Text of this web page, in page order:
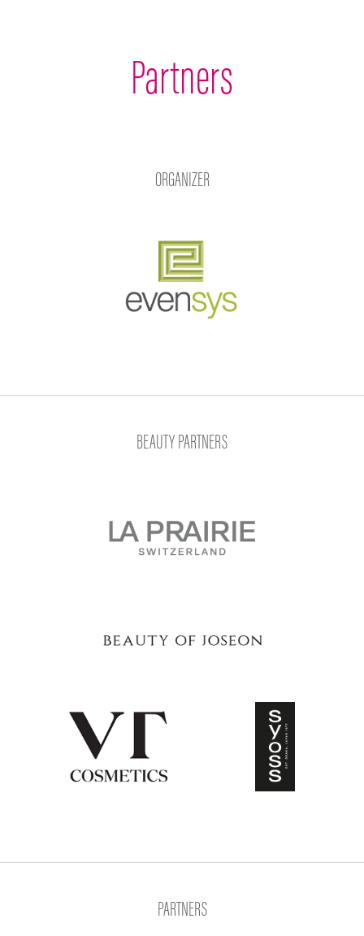
Partners
ORGANIZER
BEAUTY PARTNERS
PARTNERS